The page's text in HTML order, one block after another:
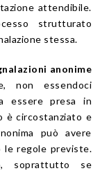
attendibile.
strutturato
stessa.
anonime
non essendoci
essere presa in
è circostanziato e
può avere
le regole previste.
soprattutto se